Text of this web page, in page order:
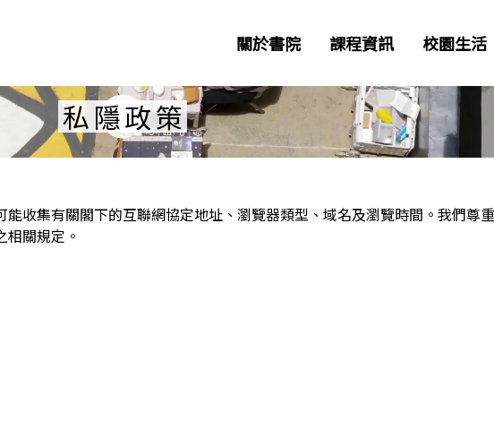
關於書院 課程資訊 校園生活
私隱政策
收集有關閣下的互聯網協定地址、瀏覽器類型、域名及瀏覽時間。我們尊
關規定。